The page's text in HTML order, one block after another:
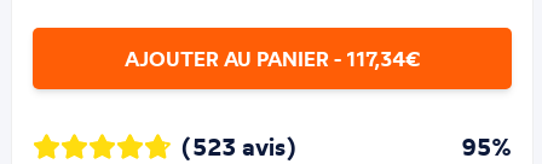
AJOUTER AU PANIER - 117,34€
(523 avis) 95%